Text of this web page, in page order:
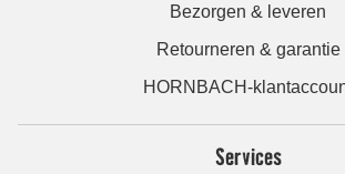
Bezorgen & leveren
Retourneren & garantie
HORNBACH-
Services